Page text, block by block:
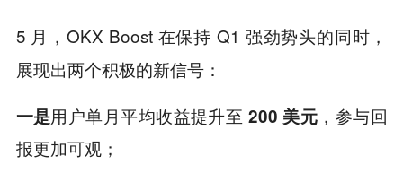
5 月，OKX Boost 在保持 Q1 强劲势头的同时，
展现出两个积极的新信号：
一是用户单月平均收益提升至 200 美元 ，参与回
报更加可观；